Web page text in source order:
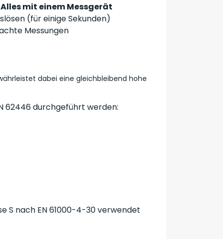
mit einem Messgerät
(für einige Sekunden)
Messungen
dabei eine gleichbleibend hohe
62446 durchgeführt werden:
S nach EN 61000-4-30 verwendet